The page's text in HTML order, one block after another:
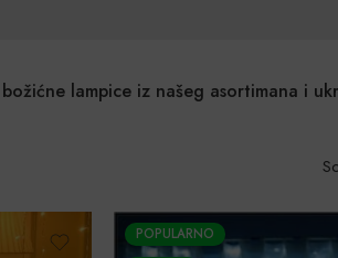
lampice iz našeg asortimana i
POPULARNO